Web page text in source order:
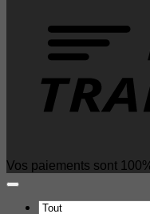
Vos paiements sont